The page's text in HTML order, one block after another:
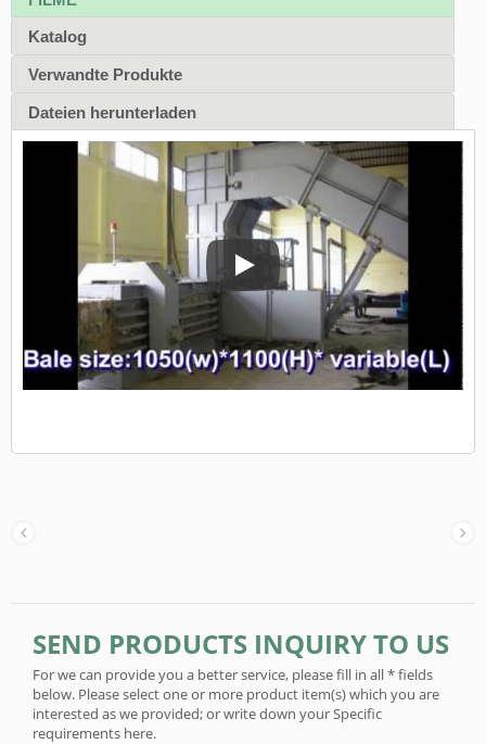
Katalog
Verwandte Produkte
Dateien herunterladen
Automatische horizontale